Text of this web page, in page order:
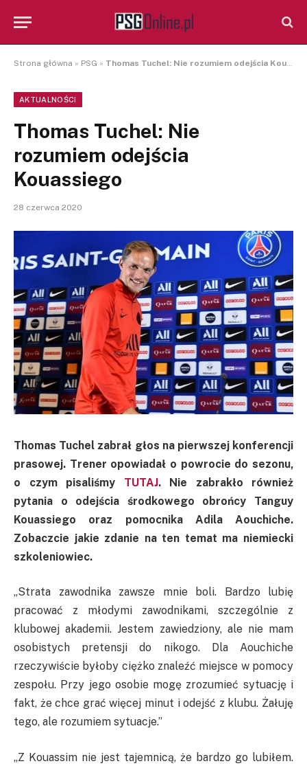
Strona główna » PSG » Thomas Tuchel: Nie rozumiem odejścia Kouassiego
AKTUALNOŚCI
Thomas Tuchel: Nie
rozumiem odejścia
Kouassiego
28 czerwca 2020
Thomas Tuchel zabrał głos na pierwszej konferencji
prasowej. Trener opowiadał o powrocie do sezonu,
o czym pisaliśmy TUTAJ. Nie zabrakło również
pytania o odejścia środkowego obrońcy Tanguy
Kouassiego oraz pomocnika Adila Aouchiche.
Zobaczcie jakie zdanie na ten temat ma niemiecki
szkoleniowiec.
„Strata zawodnika zawsze mnie boli. Bardzo lubię
pracować z młodymi zawodnikami, szczególnie z
klubowej akademii. Jestem zawiedziony, ale nie mam
osobistych pretensji do nikogo. Dla Aouchiche
rzeczywiście byłoby ciężko znaleźć miejsce w pomocy
zespołu. Przy jego osobie mogę zrozumieć sytuację i
fakt, że chce grać więcej minut i odejść z klubu. Żałuję
tego, ale rozumiem sytuacje.”
„Z Kouassim nie jest tajemnicą, że bardzo go lubiłem.